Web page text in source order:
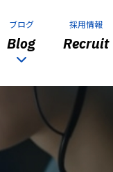
ブログ
Blog
採用情報
Recruit